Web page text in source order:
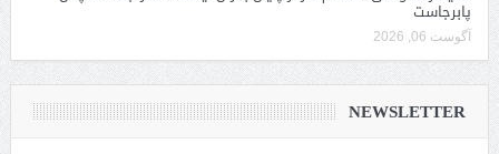
پابرجاست
آگوست 06, 2026
NEWSLETTER